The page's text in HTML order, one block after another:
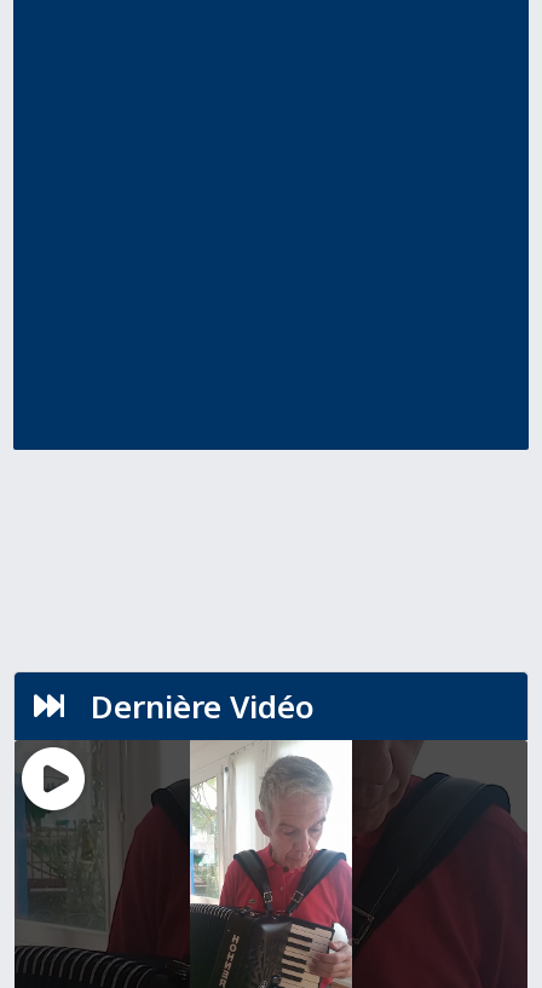
 Dernière Vidéo